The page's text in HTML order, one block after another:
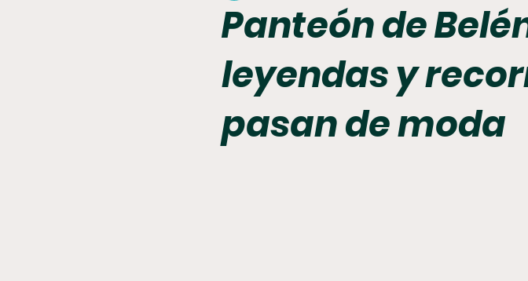
Panteón de
leyendas y
pasan de moda